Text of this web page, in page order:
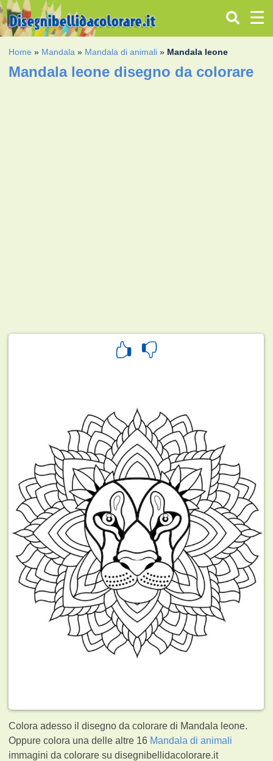
Home » Mandala » Mandala di animali » Mandala leone
Mandala leone disegno da colorare
Colora adesso il disegno da colorare di Mandala leone.
Oppure colora una delle altre 16 Mandala di animali
immagini da colorare su disegnibellidacolorare.it